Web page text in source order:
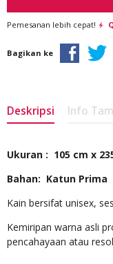
Pemesanan lebih cepat!
Bagikan ke
Deskripsi Info
Ukuran : 105 cm x
Bahan: Katun Prima
Kain bersifat unisex,
Kemiripan warna asli
pencahayaan atau